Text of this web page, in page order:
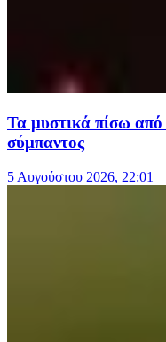
Τα μυστικά πίσω από
σύμπαντος
5 Αυγούστου 2026, 22:01